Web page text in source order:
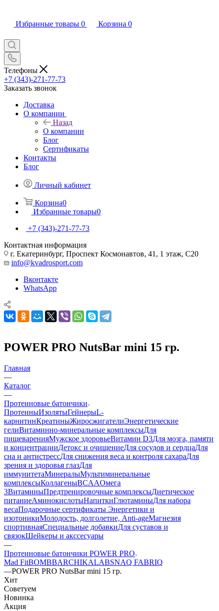
Избранные товары 0 Корзина 0
Телефоны
+7 (343)-271-77-73
Заказать звонок
Доставка
О компании
Назад
О компании
Блог
Сертификаты
Контакты
Блог
Личный кабинет
Корзина0
Избранные товары0
+7 (343)-271-77-73
Контактная информация
г. Екатеринбург, Проспект Космонавтов, 41, 1 этаж, С20
info@kvadrosport.com
Вконтакте
WhatsApp
POWER PRO NutsBar mini 15 гр.
Главная
—
Каталог
—
Протеиновые батончики
ПротеиныИзолятыГейнерыL-
карнитинКреатиныЖиросжигателиЭнергетические
гелиВитаминно-минеральные комплексыДля
пищеваренияМужское здоровьеВитамин D3Для мозга, памяти
и концентрацииДетокс и очищениеДля сосудов и сердцаДля
сна и антистрессДля снижения веса и контроля сахараДля
зрения и здоровья глазДля
иммунитетаМинералыМультиминеральные
комплексыКоллагеныBCAAОмега
3ВитаминыПредтренировочные комплексыДиетическое
питаниеАминокислотыНапиткиГлютаминыДля набора
весаПодарочные сертификаты Энергетики и
изотоникиМолодость, долголетие, Anti-ageМагнезия
спортивнаяСпециальные добавкиДля суставов и
связокШейкеры и акссесуары
—
Протеиновые батончики POWER PRO
Mad FitBOMBBARCHIKALABSNAQ FABRIQ
—POWER PRO NutsBar mini 15 гр.
Хит
Советуем
Новинка
Акция